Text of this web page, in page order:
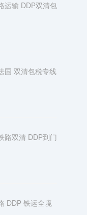
运输 DDP双清包
国 双清包税专线
路双清 DDP到门
DDP 铁运全境